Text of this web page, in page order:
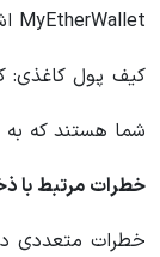
MyEtherWallet اشاره کرد.
کیف پول کاغذی:
شما هستند که
خطرات مرتبط با
خطرات متعددی